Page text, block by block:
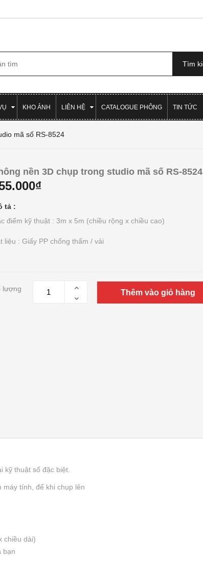
KHO ẢNH LIÊN HỆ CATALOGUE PHÔNG TIN TỨC
mã số RS-8524
nền 3D chụp trong studio mã số RS-8524
tả :
điểm kỹ thuật : 3m x 5m (chiều rộng x chiều cao)
liệu : Giấy PP chống thấm / vải
lượng Thêm vào giỏ hàng
kỹ thuật số đặc biệt.
tính, để khi chụp lên
chiều dài)
bạn